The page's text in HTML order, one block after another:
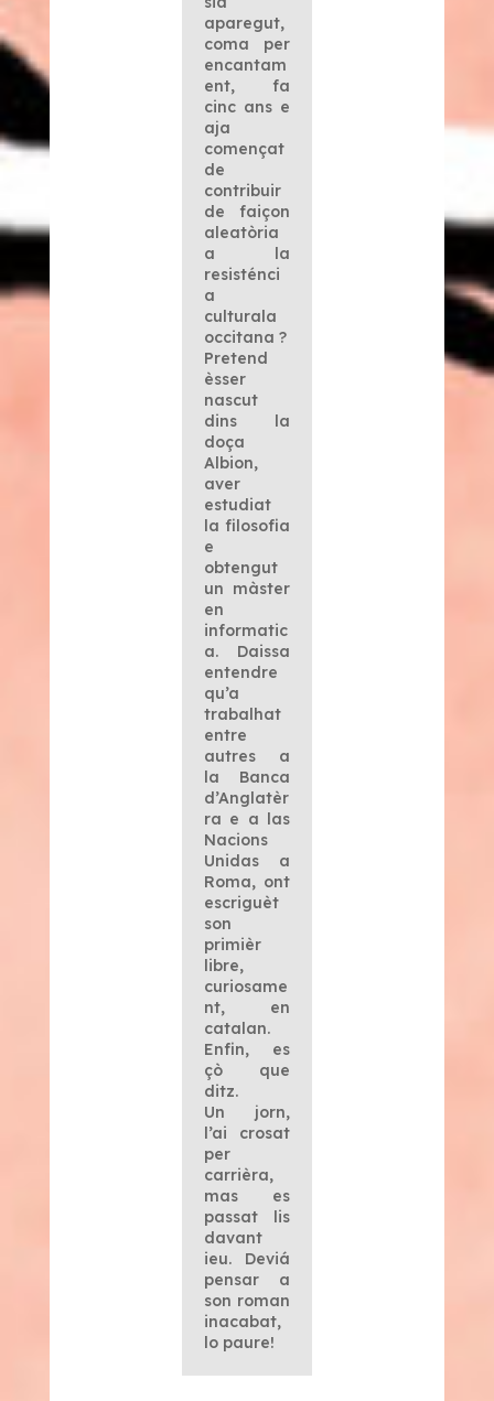
aparegut,
coma per
encantam
ent, fa
cinc ans e
aja
començat
de
contribuir
de faiçon
aleatòria
a la
resisténci
a
culturala
occitana ?
Pretend
èsser
nascut
dins la
doça
Albion,
aver
estudiat
la filosofia
e
obtengut
un màster
en
informatic
a. Daissa
entendre
qu’a
trabalhat
entre
autres a
la Banca
d’Anglatèr
ra e a las
Nacions
Unidas a
Roma, ont
escriguèt
son
primièr
libre,
curiosame
nt, en
catalan.
Enfin, es
çò que
ditz.
Un jorn,
l’ai crosat
per
carrièra,
mas es
passat lis
davant
ieu. Deviá
pensar a
son roman
inacabat,
lo paure!